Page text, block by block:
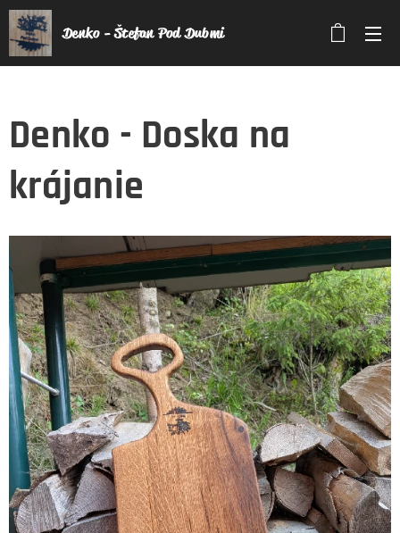
Denko - Štefan Pod Dubmi
Denko - Doska na
krájanie